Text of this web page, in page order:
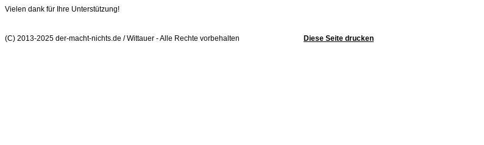
Vielen dank für Ihre Unterstützung!
(C) 2013-2025 der-macht-nichts.de / Wittauer - Alle Rechte vorbehalten Diese Seite drucken